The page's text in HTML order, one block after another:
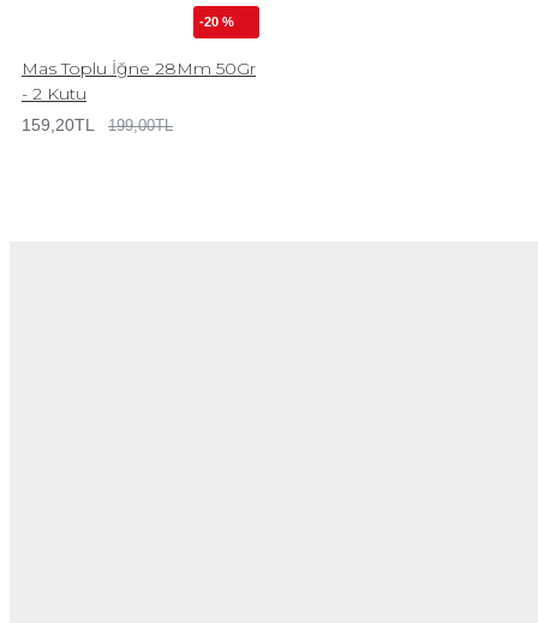
-20 %
Mas Toplu İğne 28Mm 50Gr
- 2 Kutu
159,20TL 199,00TL